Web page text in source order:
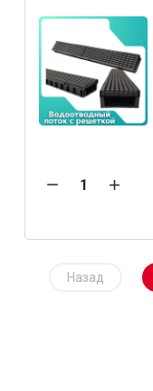
Назад